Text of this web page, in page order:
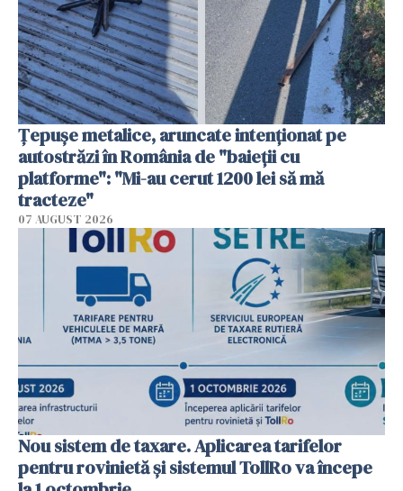
Țepușe metalice, aruncate intenționat pe
autostrăzi în România de "baieții cu
platforme": "Mi-au cerut 1200 lei să mă
tracteze"
07 AUGUST 2026
Nou sistem de taxare. Aplicarea tarifelor
pentru rovinietă şi sistemul TollRo va începe